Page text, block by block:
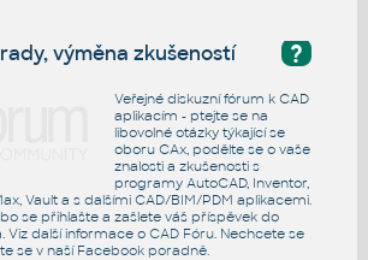
?
výměna zkušeností
Veřejné diskuzní fórum k CAD
aplikacím - ptejte se na
libovolné otázky týkající se
oboru CAx, podělte se o vaše
znalosti a zkušenosti s
programy AutoCAD, Inventor,
Vault a s dalšími CAD/BIM/PDM aplikacemi.
se přihlašte a zašlete váš příspěvek do
Viz další informace o CAD Fóru. Nechcete se
se v naší Facebook poradně.